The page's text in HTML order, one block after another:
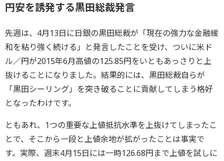
円安を誘発する黒田総裁発言
先週は、4月13日に日銀の黒田総裁が「現在の強力な金融緩
和を粘り強く続ける」と発言したことを受け、ついに米ド
ル／円が2015年6月高値の125.85円をいともあっさりと上
抜けることになりました。結果的には、黒田総裁自らが
「黒田シーリング」を突き破ることに貢献してしまう格好
となったわけです。
ともあれ、1つの重要な上値抵抗水準を上抜けてしまったこ
とで、そこから一段と上値余地が拡がったことは事実で
す。実際、週末4月15日には一時126.68円まで上値を試しに